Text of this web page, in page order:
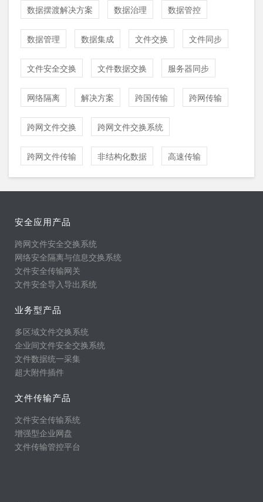
数据摆渡解决方案 数据治理 数据管控
数据管理 数据集成 文件交换 文件同步
文件安全交换 文件数据交换 服务器同步
网络隔离 解决方案 跨国传输 跨网传输
跨网文件交换 跨网文件交换系统
跨网文件传输 非结构化数据 高速传输
安全应用产品
跨网文件安全交换系统
网络安全隔离与信息交换系统
文件安全传输网关
文件安全导入导出系统
业务型产品
多区域文件交换系统
企业间文件安全交换系统
文件数据统一采集
超大附件插件
文件传输产品
文件安全传输系统
增强型企业网盘
文件传输管控平台